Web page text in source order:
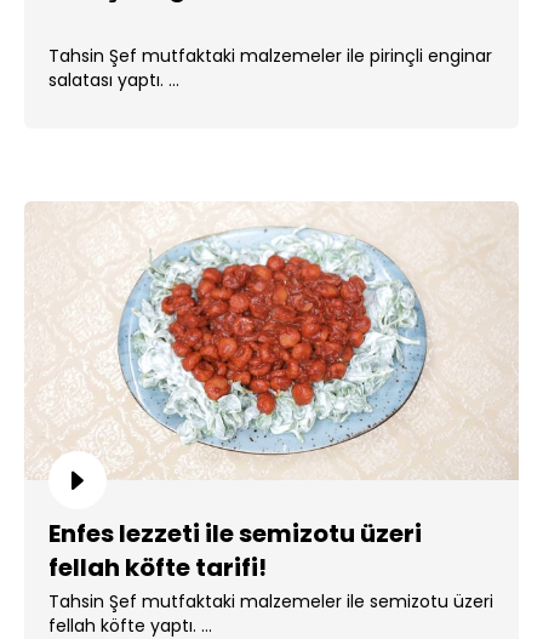
Tahsin Şef mutfaktaki malzemeler ile pirinçli enginar
salatası yaptı. ...
Enfes lezzeti ile semizotu üzeri
fellah köfte tarifi!
Tahsin Şef mutfaktaki malzemeler ile semizotu üzeri
fellah köfte yaptı. ...